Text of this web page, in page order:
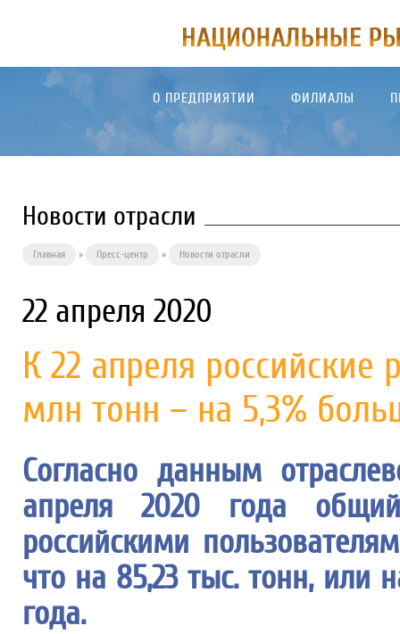
О ПРЕДПРИЯТИИ ФИЛИАЛЫ
Новости отрасли
Главная » Пресс-центр » Новости отрасли
22 апреля 2020
К 22 апреля
млн тонн – на 5,3%
Согласно данным
апреля 2020 года
российскими
что на 85,23 тыс. тонн, или
года.